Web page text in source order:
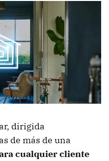
dirigida
de más de una
cualquier cliente